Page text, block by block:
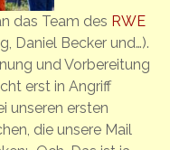
das Team des RWE
Daniel Becker und…).
und Vorbereitung
erst in Angriff
unseren ersten
die unsere Mail